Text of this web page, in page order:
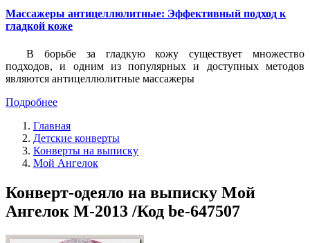
Массажеры антицеллюлитные: Эффективный подход к
гладкой коже
В борьбе за гладкую кожу существует множество
подходов, и одним из популярных и доступных методов
являются антицеллюлитные массажеры
Подробнее
Главная
Детские конверты
Конверты на выписку
Мой Ангелок
Конверт-одеяло на выписку Мой
Ангелок М-2013 /Код be-647507